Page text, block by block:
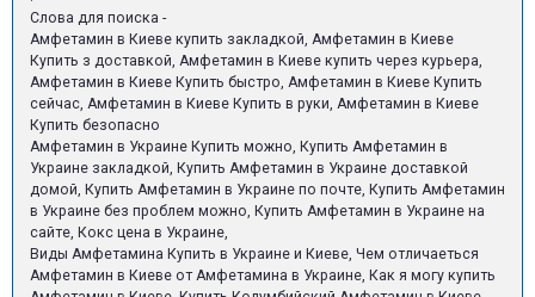
Слова для поиска -
Амфетамин в Киеве купить закладкой, Амфетамин в Киеве
Купить з доставкой, Амфетамин в Киеве купить через курьера,
Амфетамин в Киеве Купить быстро, Амфетамин в Киеве Купить
сейчас, Амфетамин в Киеве Купить в руки, Амфетамин в Киеве
Купить безопасно
Амфетамин в Украине Купить можно, Купить Амфетамин в
Украине закладкой, Купить Амфетамин в Украине доставкой
домой, Купить Амфетамин в Украине по почте, Купить Амфетамин
в Украине без проблем можно, Купить Амфетамин в Украине на
сайте, Кокс цена в Украине,
Виды Амфетамина Купить в Украине и Киеве, Чем отличаеться
Амфетамин в Киеве от Амфетамина в Украине, Как я могу купить